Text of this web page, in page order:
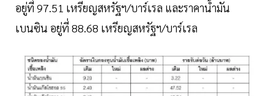
อยู่ที่ 97.51 เหรียญสหรัฐฯ/บาร์เรล และราคาน้ำมัน
เบนซิน อยู่ที่ 88.68 เหรียญสหรัฐฯ/บาร์เรล